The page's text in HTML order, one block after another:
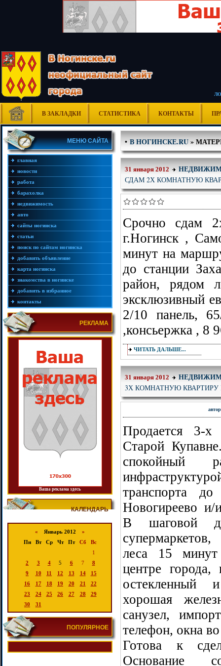
В ЗАКЛАДКИ СТАТИСТИКА КОНТАКТЫ
МЕНЮ САЙТА
главная
новости
работа
барахолка
недвижимость
авто
сайты ногинска
статьи
поиск по сайтам ногинска
добавить объявление
карта ногинска
знакомства в ногинске
добавить в избранное
контакты
РЕКЛАМА
Ваша реклама здесь
КАЛЕНДАРЬ
« Январь 2012 »
Пн
Вт Ср Чт Пт Сб
Вс
1
2
3 4 5 6 7
8
9
10 11 12 13 14
15
16
17 18 19 20 21
22
23
24 25 26 27 28
29
30
31
ПОПУЛЯРНОЕ
•В НОГИНСКЕ.RU»
31 января 2012
СДАМ 2Х КОМНАТНУЮ
Cрочно сдам
г.Ногинск ,
минут на
до станции
район, рядом
эксклюзивный
2/10 панель,
,консьержка , 8
ЧИТАТЬ ДАЛЬШЕ...
31 января 2012
3Х КОМНАТНУЮ КВАРТИРУ
Продается 3-х
Старой
спокойный
транспорта
Новогиреево и/
В шаговой
леса 15
центре города,
остекленный
хорошая
санузел,
телефон, окна
Готова к
Основание